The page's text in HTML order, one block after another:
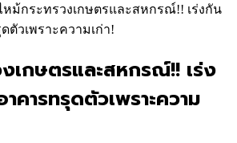
หม้กระทรวงเกษตรและสหกรณ์!! เร่งกัน
ตัวเพราะความเก่า!
งเกษตรและสหกรณ์!! เร่ง
คารทรุดตัวเพราะความ